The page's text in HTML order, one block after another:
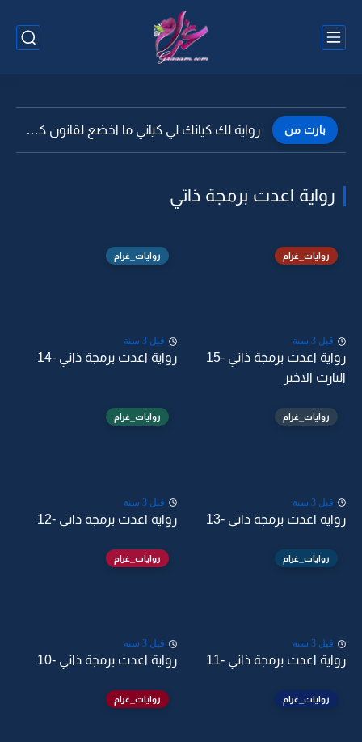
بارت من رواية لك كيانك لي كياني ما اخضع لقانون كيفك -8...
رواية اعدت برمجة ذاتي
روايات_غرام
قبل 3 سنة
رواية اعدت برمجة ذاتي -15
البارت الاخير
روايات_غرام
قبل 3 سنة
رواية اعدت برمجة ذاتي -14
روايات_غرام
قبل 3 سنة
رواية اعدت برمجة ذاتي -13
روايات_غرام
قبل 3 سنة
رواية اعدت برمجة ذاتي -12
روايات_غرام
قبل 3 سنة
رواية اعدت برمجة ذاتي -11
روايات_غرام
قبل 3 سنة
رواية اعدت برمجة ذاتي -10
روايات_غرام روايات_غرام